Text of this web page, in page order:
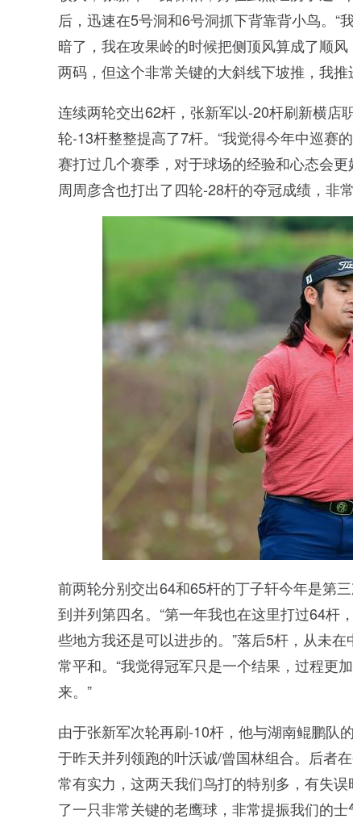
后，迅速在5号洞和6号洞抓下背靠背小鸟。
暗了，我在攻果岭的时候把侧顶风算成了顺
两码，但这个非常关键的大斜线下坡推，我推
连续两轮交出62杆，张新军以-20杆刷新横店
轮-13杆整整提高了7杆。“我觉得今年中巡赛
赛打过几个赛季，对于球场的经验和心态会
周周彦含也打出了四轮-28杆的夺冠成绩，非
前两轮分别交出64和65杆的丁子轩今年是第
到并列第四名。“第一年我也在这里打过64杆
些地方我还是可以进步的。”落后5杆，从未
常平和。“我觉得冠军只是一个结果，过程更
来。”
由于张新军次轮再刷-10杆，他与湖南鲲鹏队
于昨天并列领跑的叶沃诚/曾国林组合。后者
常有实力，这两天我们鸟打的特别多，有失
了一只非常关键的老鹰球，非常提振我们的